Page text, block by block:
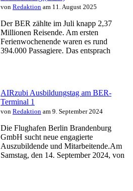
von Redaktion am 11. August 2025
Der BER zählte im Juli knapp 2,37
Millionen Reisende. Am ersten
Ferienwochenende waren es rund
394.000 Passagiere. Das entsprach
AIRzubi Ausbildungstag am BER-
Terminal 1
von Redaktion am 9. September 2024
Die Flughafen Berlin Brandenburg
GmbH sucht neue engagierte
Auszubildende und Mitarbeitende.Am
Samstag, den 14. September 2024, von